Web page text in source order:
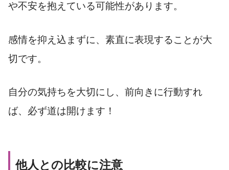
や不安を抱えている可能性があります。
感情を抑え込まずに、素直に表現することが大
切です。
自分の気持ちを大切にし、前向きに行動すれ
ば、必ず道は開けます！
他人との比較に注意